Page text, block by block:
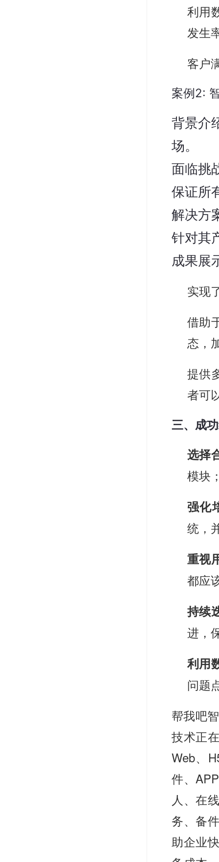
利用
发生
客户
案例2:
背景介
场。
面临挑
保证所
解决方
针对其
成果展
实现
借助
态，
提供
者可
三、成
选择
模块
强化
统，
重视
都应
持续
进，
利用
问题
帮我吧
技术正
Web、
件、
人、在
务、备
助企业